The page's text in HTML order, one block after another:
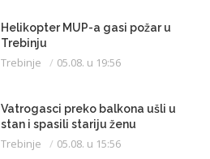
Helikopter MUP-a gasi požar u
Trebinju
Trebinje 05.08. u 19:56
Vatrogasci preko balkona ušli u
stan i spasili stariju ženu
Trebinje 05.08. u 15:56